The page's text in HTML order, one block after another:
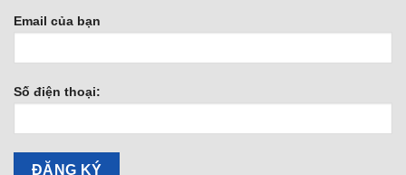
Email của bạn
Số điện thoại: